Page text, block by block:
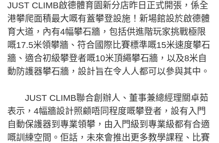
JUST CLIMB啟德體育園新分店昨日正式開張，係全
港攀爬面積最大嘅有蓋攀登設施！新場館設於啟德體
育大道，內有4幅攀石牆，包括供進階玩家挑戰極限
嘅17.5米領攀牆、符合國際比賽標準嘅15米速度攀石
牆、適合初級攀登者嘅10米頂繩攀石牆，以及8米自
動防護器攀石牆，設計旨在令人人都可以參與其中。
JUST CLIMB聯合創辦人、董事兼總經理關卓茹
表示，4幅牆設計照顧唔同程度嘅攀登者，設有入門
自動保護器到專業領攀，由入門級到專業級都有合適
嘅訓練空間。佢話，未來會推出更多教學課程、比賽